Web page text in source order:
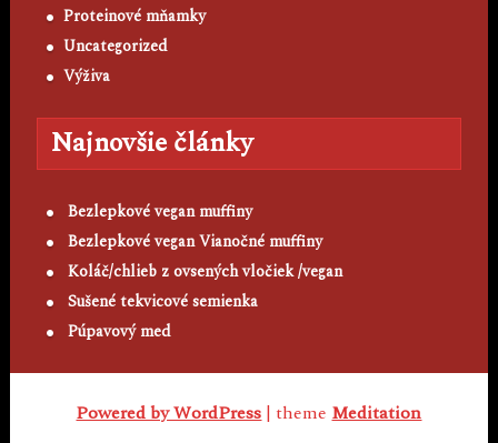
Proteinové mňamky
Uncategorized
Výživa
Najnovšie články
Bezlepkové vegan muffiny
Bezlepkové vegan Vianočné muffiny
Koláč/chlieb z ovsených vločiek /vegan
Sušené tekvicové semienka
Púpavový med
Powered by WordPress| themeMeditation